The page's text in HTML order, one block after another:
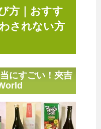
方｜おすす
されない方
にすごい！夾吉